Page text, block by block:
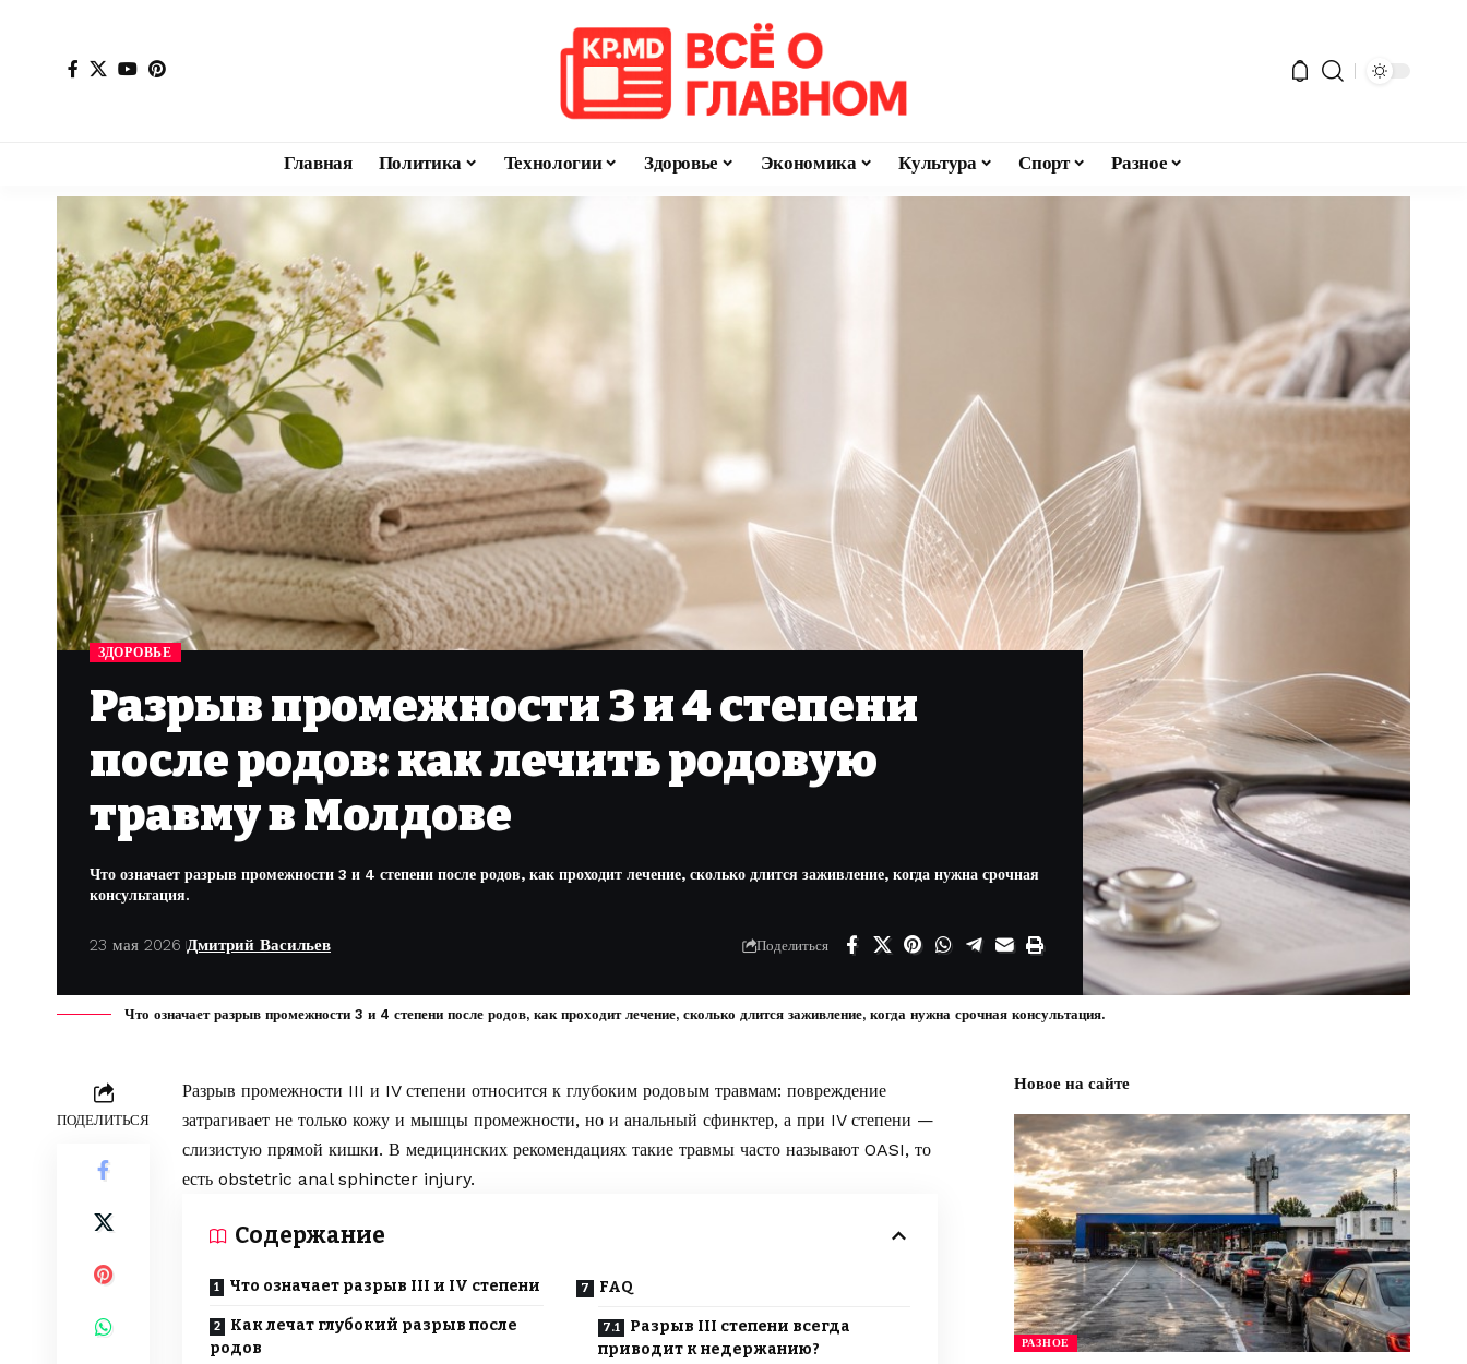
Главная Политика Технологии Здоровье Экономика Культура Спорт Разное
ЗДОРОВЬЕ
Разрыв промежности 3 и 4 степени
после родов: как лечить родовую
травму в Молдове
Что означает разрыв промежности 3 и 4 степени после родов, как проходит лечение, сколько длится заживление, когда нужна срочная
консультация.
23 мая 2026 Дмитрий Васильев Поделиться
Что означает разрыв промежности 3 и 4 степени после родов, как проходит лечение, сколько длится заживление, когда нужна срочная консультация.
ПОДЕЛИТЬСЯ
Разрыв промежности III и IV степени относится к глубоким родовым травмам: повреждение
затрагивает не только кожу и мышцы промежности, но и анальный сфинктер, а при IV степени —
слизистую прямой кишки. В медицинских рекомендациях такие травмы часто называют OASI, то
есть obstetric anal sphincter injury.
Содержание
Что означает разрыв III и IV степени
Как лечат глубокий разрыв после
родов
FAQ
Разрыв III степени всегда
приводит к недержанию?
Новое на сайте
РАЗНОЕ